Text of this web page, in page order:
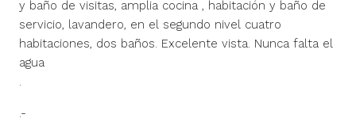
y baño de visitas, amplia cocina , habitación y baño de
servicio, lavandero, en el segundo nivel cuatro
habitaciones, dos baños. Excelente vista. Nunca falta el
agua
.
.-